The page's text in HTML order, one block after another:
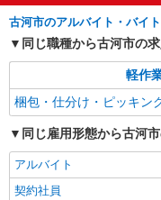
古河市のアルバイト・バイ
同じ職種から古河市の
軽作
梱包・仕分け・ピッキン
同じ雇用形態から古河
アルバイト
契約社員